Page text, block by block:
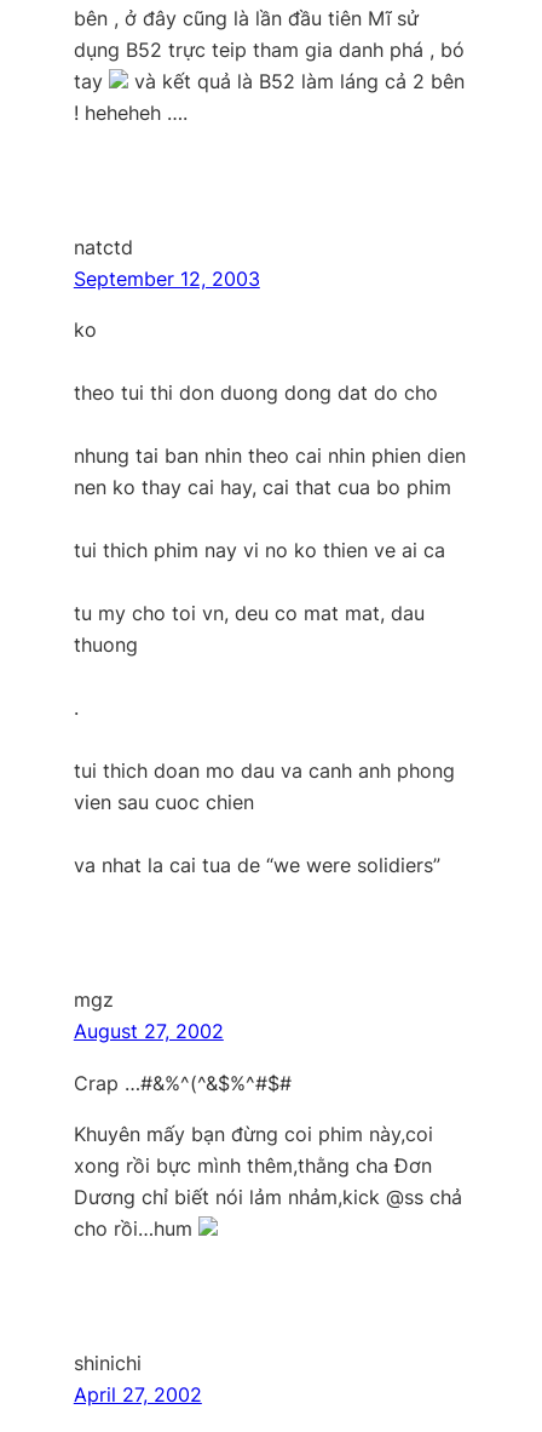
bên , ở đây cũng là lần đầu tiên Mĩ sử
dụng B52 trực teip tham gia danh phá , bó
tay
và kết quả là B52 làm láng cả 2 bên
! heheheh ….
natctd
September 12, 2003
ko
theo tui thi don duong dong dat do cho
nhung tai ban nhin theo cai nhin phien dien
nen ko thay cai hay, cai that cua bo phim
tui thich phim nay vi no ko thien ve ai ca
tu my cho toi vn, deu co mat mat, dau
thuong
.
tui thich doan mo dau va canh anh phong
vien sau cuoc chien
va nhat la cai tua de “we were solidiers”
mgz
August 27, 2002
Crap …#&%^(^&$%^#$#
Khuyên mấy bạn đừng coi phim này,coi
xong rồi bực mình thêm,thằng cha Đơn
Dương chỉ biết nói lảm nhảm,kick @ss chả
cho rồi…hum
shinichi
April 27, 2002